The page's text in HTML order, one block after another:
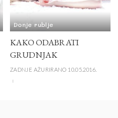
Donje rublje
KAKO ODABRATI
GRUDNJAK
ZADNJE AŽURIRANO 10.05.2016.